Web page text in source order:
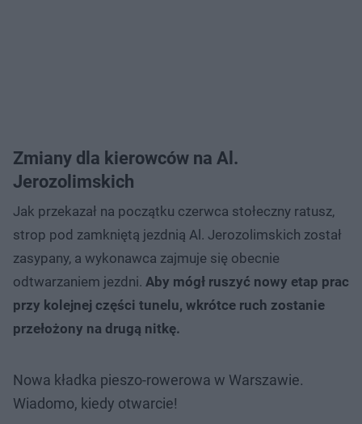
Zmiany dla kierowców na Al.
Jerozolimskich
Jak przekazał na początku czerwca stołeczny ratusz,
strop pod zamkniętą jezdnią Al. Jerozolimskich został
zasypany, a wykonawca zajmuje się obecnie
odtwarzaniem jezdni. Aby mógł ruszyć nowy etap prac
przy kolejnej części tunelu, wkrótce ruch zostanie
przełożony na drugą nitkę.
Nowa kładka pieszo-rowerowa w Warszawie.
Wiadomo, kiedy otwarcie!